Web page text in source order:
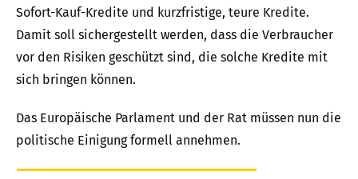
Sofort-Kauf-Kredite und kurzfristige, teure Kredite.
Damit soll sichergestellt werden, dass die Verbraucher
vor den Risiken geschützt sind, die solche Kredite mit
sich bringen können.
Das Europäische Parlament und der Rat müssen nun die
politische Einigung formell annehmen.